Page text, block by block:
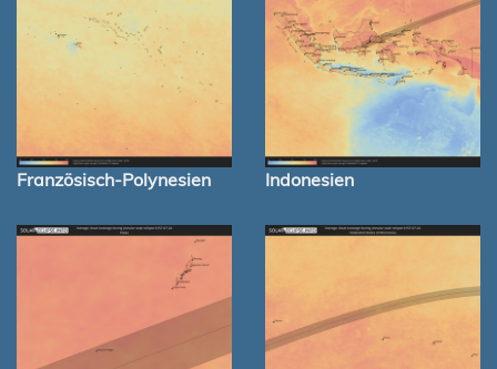
Französisch-Polynesien Indonesien